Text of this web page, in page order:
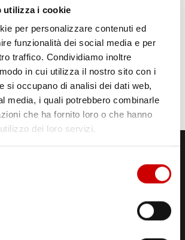
utilizza i cookie
per personalizzare contenuti ed
funzionalità dei social media e per
traffico. Condividiamo inoltre
in cui utilizza il nostro sito con i
si occupano di analisi dei dati web,
media, i quali potrebbero combinarle
che ha fornito loro o che hanno
dei loro servizi.